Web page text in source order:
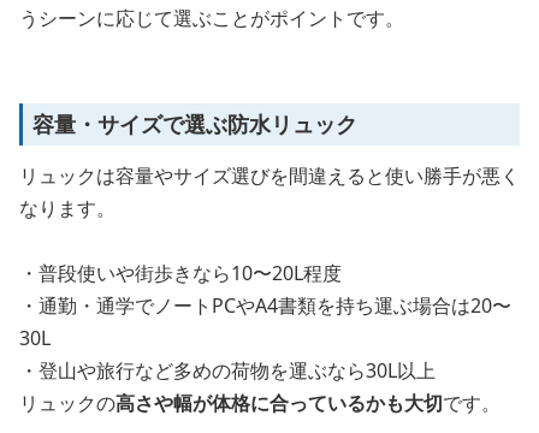
うシーンに応じて選ぶことがポイントです。
容量・サイズで選ぶ防水リュック
リュックは容量やサイズ選びを間違えると使い勝手が悪く
なります。
・普段使いや街歩きなら10〜20L程度
・通勤・通学でノートPCやA4書類を持ち運ぶ場合は20〜
30L
・登山や旅行など多めの荷物を運ぶなら30L以上
リュックの高さや幅が体格に合っているかも大切です。